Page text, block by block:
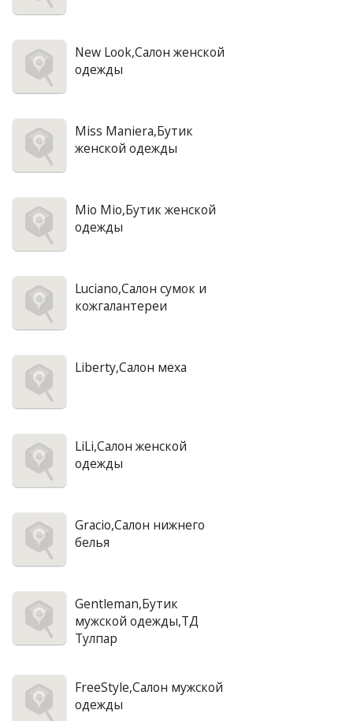
New Look,Салон женской
одежды
Miss Maniera,Бутик
женской одежды
Mio Mio,Бутик женской
одежды
Luciano,Салон сумок и
кожгалантереи
Liberty,Салон меха
LiLi,Салон женской
одежды
Gracio,Салон нижнего
белья
Gentleman,Бутик
мужской одежды,ТД
Тулпар
FreeStyle,Салон мужской
одежды